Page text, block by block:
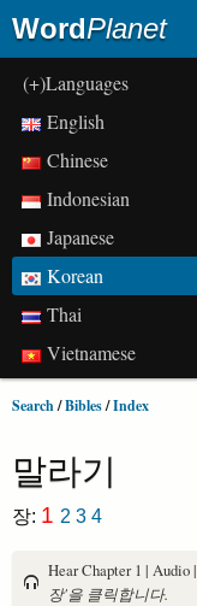
WordPlanet
(+)Languages
English
Chinese
Indonesian
Japanese
Korean
Thai
Vietnamese
Search/Bibles/Index
말라기
장: 1 2 3 4
Hear Chapter 1 | Audio |
장'을 클릭합니다.